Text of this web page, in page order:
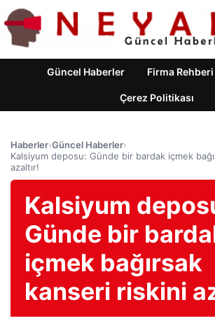
Güncel Haberler Firma Rehberi
Çerez Politikası
Haberler›Güncel Haberler›
Kalsiyum deposu: Günde bir bardak içmek
azaltır!
Kalsiyum
Günde bir
içmek bağırsak
kanseri riskini